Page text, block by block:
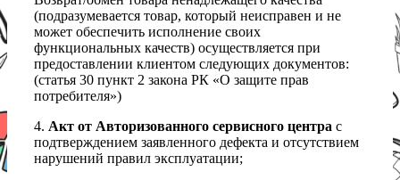
(подразумевается товар, который неисправен и не
может обеспечить исполнение своих
функциональных качеств) осуществляется при
предоставлении клиентом следующих документов:
(статья 30 пункт 2 закона РК «О защите прав
потребителя»)
4. Акт от Авторизованного сервисного центра с
подтверждением заявленного дефекта и отсутствием
нарушений правил эксплуатации;